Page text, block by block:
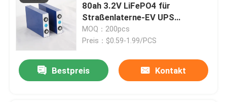
80ah 3.2V LiFePO4 für
Straßenlaterne-EV UPS
Sonnensystem
MOQ：200pcs
Preis：$0.59-1.99/PCS
Bestpreis Kontakt